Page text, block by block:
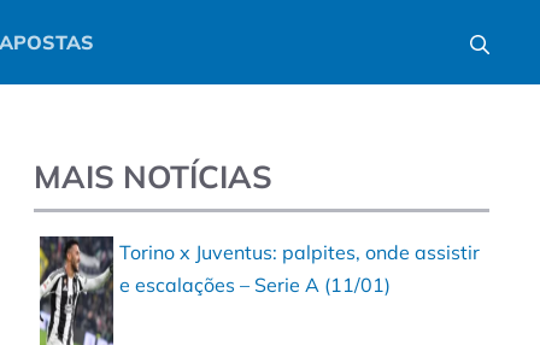
MAIS NOTÍCIAS
Torino x Juventus: palpites, onde assistir
e escalações – Serie A (11/01)